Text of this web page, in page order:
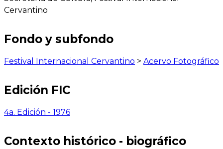
Cervantino
Fondo y subfondo
Festival Internacional Cervantino > Acervo Fotográfico
Edición FIC
4a. Edición - 1976
Contexto histórico - biográfico